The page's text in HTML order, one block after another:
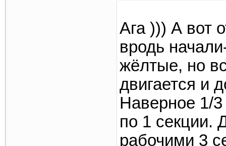
Ага ))) А вот
вродь
жёлтые, но
двигается и
Наверное 1/
по 1 секции.
рабочими 3